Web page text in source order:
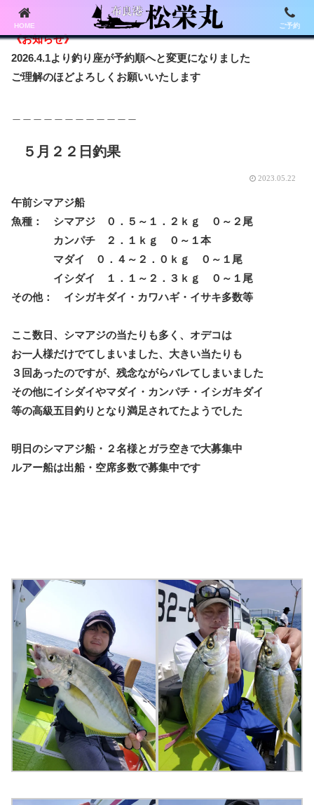
《お知らせ》
2026.4.1より釣り座が予約順へと変更になりました
ご理解のほどよろしくお願いいたします
５月２２日釣果
2023.05.22
午前シマアジ船
魚種： シマアジ ０．５～１．２ｋｇ ０～２尾
カンパチ ２．１ｋｇ ０～１本
マダイ ０．４～２．０ｋｇ ０～１尾
イシダイ １．１～２．３ｋｇ ０～１尾
その他： イシガキダイ・カワハギ・イサキ多数等
ここ数日、シマアジの当たりも多く、オデコは
お一人様だけでてしまいました、大きい当たりも
３回あったのですが、残念ながらバレてしまいました
その他にイシダイやマダイ・カンパチ・イシガキダイ
等の高級五目釣りとなり満足されてたようでした
明日のシマアジ船・２名様とガラ空きで大募集中
ルアー船は出船・空席多数で募集中です
HOME ご予約